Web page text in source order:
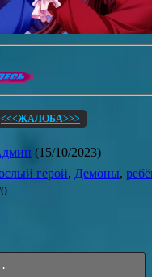
<<<ЖАЛОБА>>>
(15/10/2023)
герой, Демоны,
0